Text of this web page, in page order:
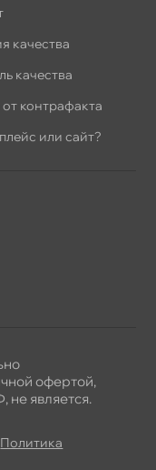
качества
качества
контрафакта
или сайт?
Политика
офертой,
является.